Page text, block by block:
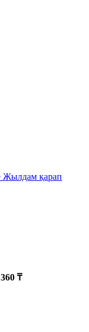
Жылдам қарап
360 ₸